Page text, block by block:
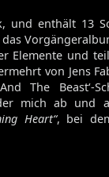
und enthält 13
Elemente und
von Jens
The Beast‘-
mich ab und
Heart“, bei